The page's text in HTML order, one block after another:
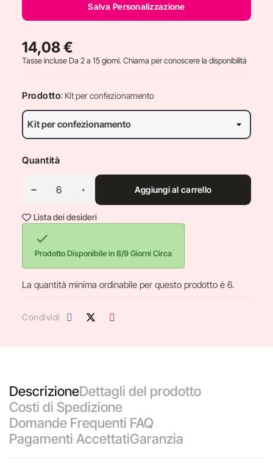
Salva Personalizzazione
14,08 €
Tasse incluseDa 2 a 15 giorni. Chiama per conoscere la disponibilità
Prodotto: Kit per confezionamento
Quantità
Aggiungi al carrello
Lista dei desideri

Prodotto Disponibile in 8/9 Giorni Circa
La quantità minima ordinabile per questo prodotto è 6.
Condividi
DescrizioneDettagli del prodotto
Costi di Spedizione
Domande Frequenti FAQ
Pagamenti AccettatiGaranzia